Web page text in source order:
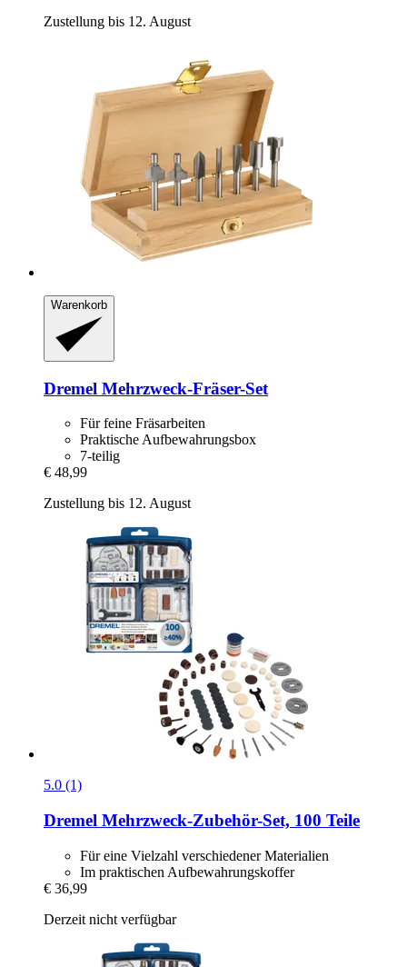
Zustellung bis 12. August
Warenkorb
Dremel Mehrzweck-​Fräser-​Set
Für feine Fräsarbeiten
Praktische Aufbewahrungsbox
7-teilig
€ 48,99
Zustellung bis 12. August
5.0 (1)
Dremel Mehrzweck-​Zubehör-​Set, 100 Teile
Für eine Vielzahl verschiedener Materialien
Im praktischen Aufbewahrungskoffer
€ 36,99
Derzeit nicht verfügbar